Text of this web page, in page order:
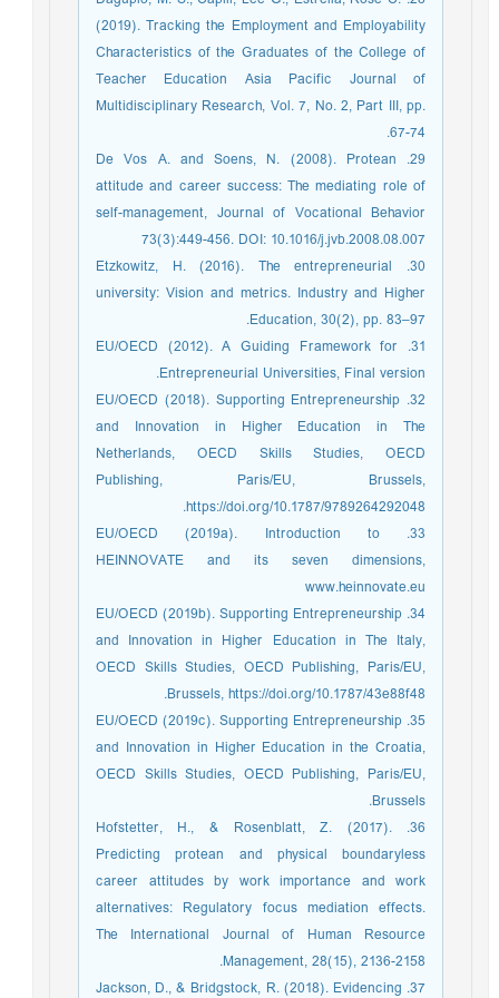
(2019). Tracking the Employment and Employability
Characteristics of the Graduates of the College of
Teacher Education Asia Pacific Journal of
Multidisciplinary Research, Vol. 7, No. 2, Part III, pp.
67-74.
29. De Vos A. and Soens, N. (2008). Protean
attitude and career success: The mediating role of
self-management, Journal of Vocational Behavior
73(3):449-456. DOI: 10.1016/j.jvb.2008.08.007
30. Etzkowitz, H. (2016). The entrepreneurial
university: Vision and metrics. Industry and Higher
Education, 30(2), pp. 83–97.
31. EU/OECD (2012). A Guiding Framework for
Entrepreneurial Universities, Final version.
32. EU/OECD (2018). Supporting Entrepreneurship
and Innovation in Higher Education in The
Netherlands, OECD Skills Studies, OECD
Publishing, Paris/EU, Brussels,
https://doi.org/10.1787/9789264292048.
33. EU/OECD (2019a). Introduction to
HEINNOVATE and its seven dimensions,
www.heinnovate.eu
34. EU/OECD (2019b). Supporting Entrepreneurship
and Innovation in Higher Education in The Italy,
OECD Skills Studies, OECD Publishing, Paris/EU,
Brussels, https://doi.org/10.1787/43e88f48.
35. EU/OECD (2019c). Supporting Entrepreneurship
and Innovation in Higher Education in the Croatia,
OECD Skills Studies, OECD Publishing, Paris/EU,
Brussels.
36. Hofstetter, H., & Rosenblatt, Z. (2017).
Predicting protean and physical boundaryless
career attitudes by work importance and work
alternatives: Regulatory focus mediation effects.
The International Journal of Human Resource
Management, 28(15), 2136-2158.
37. Jackson, D., & Bridgstock, R. (2018). Evidencing